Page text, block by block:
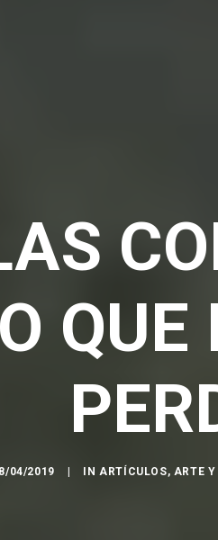
QUE
04/2019 INARTÍCULOS, ARTE